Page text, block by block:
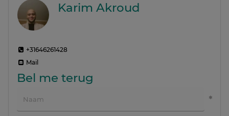
Karim Akroud
+31646261428
Mail
Bel me terug